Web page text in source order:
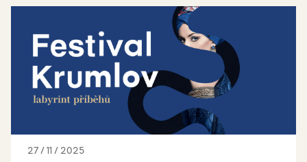
27 / 11 / 2025